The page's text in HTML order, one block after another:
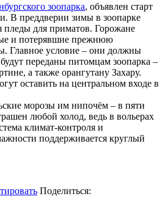
зоопарка, объявлен старт
В преддверии зимы в зоопарке
пледы для приматов. Горожане
и потерявшие прежнюю
Главное условие – они должны
переданы питомцам зоопарка –
а также орангутану Захару.
оставить на центральном входе в
морозы им нипочём – в пяти
любой холод, ведь в вольерах
климат-контроля и
поддерживается круглый
Поделиться: